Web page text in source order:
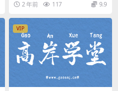
刺课(上)寒...
2 年前 117 9.9
VIP